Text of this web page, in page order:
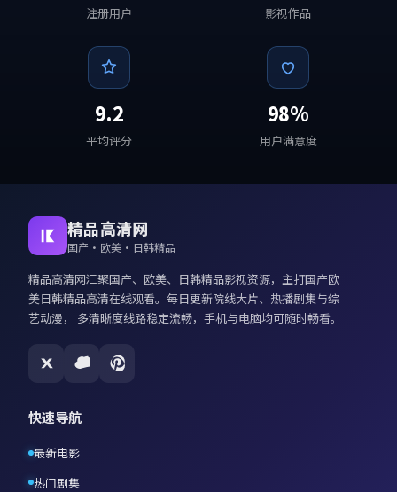
注册用户 影视作品
9.2
平均评分
98%
用户满意度
精品高清网
国产·欧美·日韩精品
精品高清网汇聚国产、欧美、日韩精品影视资源，主打国产欧
美日韩精品高清在线观看。每日更新院线大片、热播剧集与综
艺动漫， 多清晰度线路稳定流畅，手机与电脑均可随时畅看。
快速导航
最新电影
热门剧集